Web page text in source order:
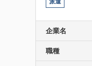
企業名
職種